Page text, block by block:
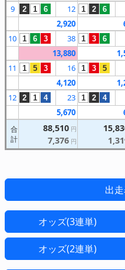
9
2 1 6 12 1 2 6
2,920
10
1 6 3 38 1 3 6
13,880
11
1 5 3 16 1 3 5
4,120
12
2 1 4 23 1 2 4
5,670
合
計
88,510 円
7,376 円
出
オッズ(3連単)
オッズ(2連単)